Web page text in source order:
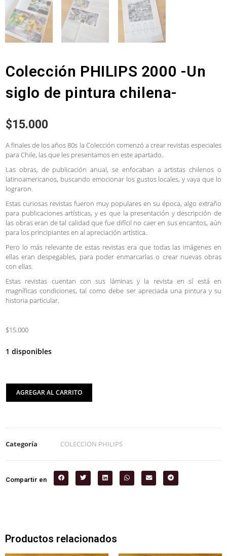
Colección PHILIPS 2000 -Un
siglo de pintura chilena-
$15.000
A finales de los años 80s la Colección comenzó a crear revistas especiales
para Chile, las que les presentamos en este apartado.
Las obras, de publicación anual, se enfocaban a artistas chilenos o
latinoamericanos, buscando emocionar los gustos locales, y vaya que lo
lograron.
Estas curiosas revistas fueron muy populares en su época, algo extraño
para publicaciones artísticas, y es que la presentación y descripción de
las obras eran de tal calidad que fue difícil no caer en sus encantos, aún
para los principiantes en al apreciación artística.
Pero lo más relevante de estas revistas era que todas las imágenes en
ellas eran despegables, para poder enmarcarlas o crear nuevas obras
con ellas.
Estas revistas cuentan con sus láminas y la revista en sí está en
magníficas condiciones, tal como debe ser apreciada una pintura y su
historia particular.
$15.000
1 disponibles
AGREGAR AL CARRITO
Categoría COLECCION PHILIPS
Compartir en
Productos relacionados